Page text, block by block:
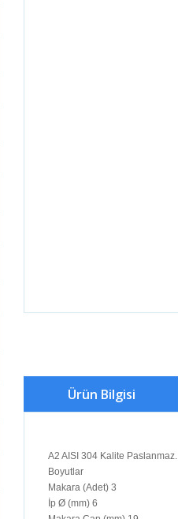
Ürün Bilgisi
A2 AISI 304 Kalite Paslanmaz.
Boyutlar
Makara (Adet) 3
İp Ø (mm) 6